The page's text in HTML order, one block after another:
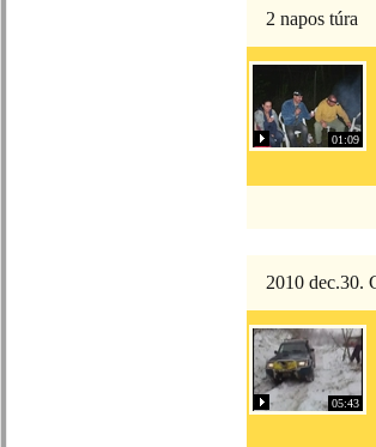
2 napos túra
01:09
2010 dec.30.
05:43